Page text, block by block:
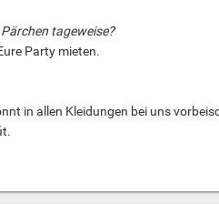
tageweise?
Party mieten.
in allen Kleidungen bei uns